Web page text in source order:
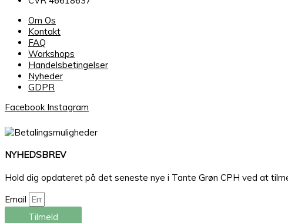
Om Os
Kontakt
FAQ
Workshops
Handelsbetingelser
Nyheder
GDPR
Facebook Instagram
NYHEDSBREV
Hold dig opdateret på det seneste nye i Tante Grøn CPH ved at
Email
Tilmeld